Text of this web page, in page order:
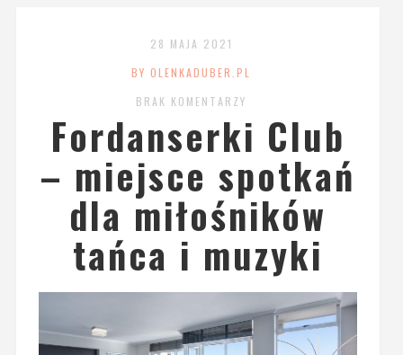
28 MAJA 2021
BY OLENKADUBER.PL
BRAK KOMENTARZY
Fordanserki Club
– miejsce spotkań
dla miłośników
tańca i muzyki